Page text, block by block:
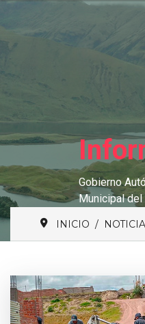
Gobierno
Municipal del
INICIO